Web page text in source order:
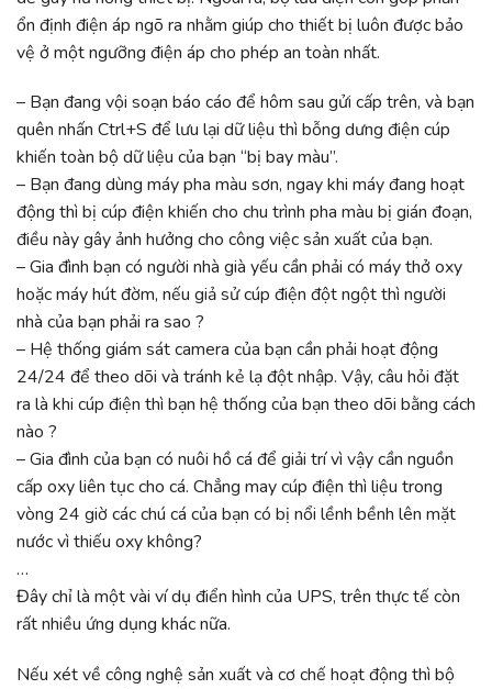
ổn định điện áp ngõ ra nhằm giúp cho thiết bị luôn được bảo
vệ ở một ngưỡng điện áp cho phép an toàn nhất.
– Bạn đang vội soạn báo cáo để hôm sau gửi cấp trên, và bạn
quên nhấn Ctrl+S để lưu lại dữ liệu thì bỗng dưng điện cúp
khiến toàn bộ dữ liệu của bạn “bị bay màu”.
– Bạn đang dùng máy pha màu sơn, ngay khi máy đang hoạt
động thì bị cúp điện khiến cho chu trình pha màu bị gián đoạn,
điều này gây ảnh hưởng cho công việc sản xuất của bạn.
– Gia đình bạn có người nhà già yếu cần phải có máy thở oxy
hoặc máy hút đờm, nếu giả sử cúp điện đột ngột thì người
nhà của bạn phải ra sao ?
– Hệ thống giám sát camera của bạn cần phải hoạt động
24/24 để theo dõi và tránh kẻ lạ đột nhập. Vậy, câu hỏi đặt
ra là khi cúp điện thì bạn hệ thống của bạn theo dõi bằng cách
nào ?
– Gia đình của bạn có nuôi hồ cá để giải trí vì vậy cần nguồn
cấp oxy liên tục cho cá. Chẳng may cúp điện thì liệu trong
vòng 24 giờ các chú cá của bạn có bị nổi lềnh bềnh lên mặt
nước vì thiếu oxy không?
…
Đây chỉ là một vài ví dụ điển hình của UPS, trên thực tế còn
rất nhiều ứng dụng khác nữa.
Nếu xét về công nghệ sản xuất và cơ chế hoạt động thì bộ